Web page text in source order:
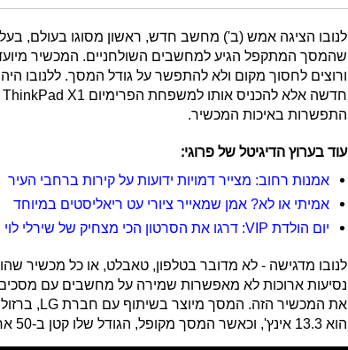
לנובו הציגה אמש (ב') מחשב חדש, ראשון מסוגו בעולם,
שהמסך המתקפל הגיע למחשבים השולחניים. המכשיר
ורוצים לחסוך מקום ולא להתפשר על גודל המסך. ללנובו
התפשרות באיכות המכשיר.
עוד בערוץ הדיגיטל של פרוגי:
אמנות רחוב: מצייר דמויות ידועות על קירות ברחבי העיר
אמיתי או לא? אמן שמאייר ציורי עט ריאליסטים במיוחד
יום הולדת VIP: דרגו את הסרטון הכי מצחיק של שירלי לוי
לנובו מדגישה - לא מדובר בטלפון, טאבלט, או כל מכשיר
נסיעות ארוכות לא מאפשרות שמירה על מחשבים עם מסכים
הוא 13.3 אינץ', וכאשר המסך מקופל, הגודל שלו קטן ב-50 אחוז.